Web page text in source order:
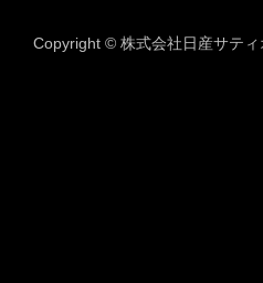
Copyright © 株式会社日産サテ